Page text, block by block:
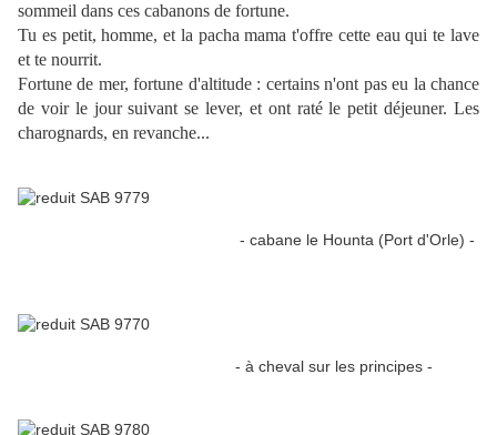
sommeil dans ces cabanons de fortune.
Tu es petit, homme, et la pacha mama t'offre cette eau qui te lave
et te nourrit.
Fortune de mer, fortune d'altitude : certains n'ont pas eu la chance
de voir le jour suivant se lever, et ont raté le petit déjeuner. Les
charognards, en revanche...
- cabane le Hounta (Port d'Orle) -
- à cheval sur les principes -